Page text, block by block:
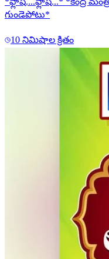
గుండెపోటు*
10 నిమిషాల క్రితం